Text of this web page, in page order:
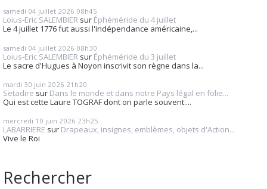
samedi 04 juillet 2026 08h45
Loius-Eric SALEMBIER sur Éphéméride du 4 juillet
Le 4 juillet 1776 fut aussi l'indépendance américaine,...
samedi 04 juillet 2026 08h30
Loius-Eric SALEMBIER sur Éphéméride du 3 juillet
Le sacre d'Hugues à Noyon inscrivit son règne dans la...
mardi 30 juin 2026 21h20
Setadire sur Dans le monde et dans notre Pays légal en folie...
Qui est cette Laure TOGRAF dont on parle souvent....
mercredi 10 juin 2026 23h25
LABARRIERE sur Drapeaux, insignes, emblèmes, objets d'Action...
Vive le Roi
Rechercher